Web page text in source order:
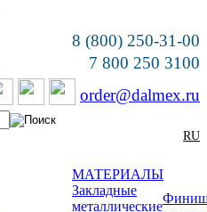
8 (800) 250-31-00
7 800 250 3100
order@dalmex.ru
RU
МАТЕРИАЛЫ
Закладные
металлические